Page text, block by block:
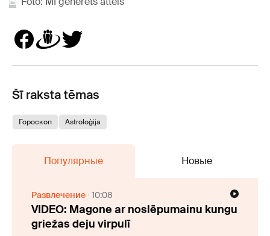
Šī raksta tēmas
Гороскоп Astroloģija
Популярные Новые
Развлечение 10:08
VIDEO: Magone ar noslēpumainu kungu
griežas deju virpulī